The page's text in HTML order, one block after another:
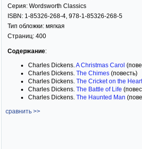
Серия: Wordsworth Classics
ISBN: 1-85326-268-4, 978-1-85326-268-5
Тип обложки: мягкая
Страниц: 400
Содержание:
Charles Dickens.A Christmas Carol
Charles Dickens. The Chimes (повесть)
Charles Dickens. The Cricket on the
Charles Dickens. The Battle of Life
Charles Dickens. The Haunted Man
сравнить >>